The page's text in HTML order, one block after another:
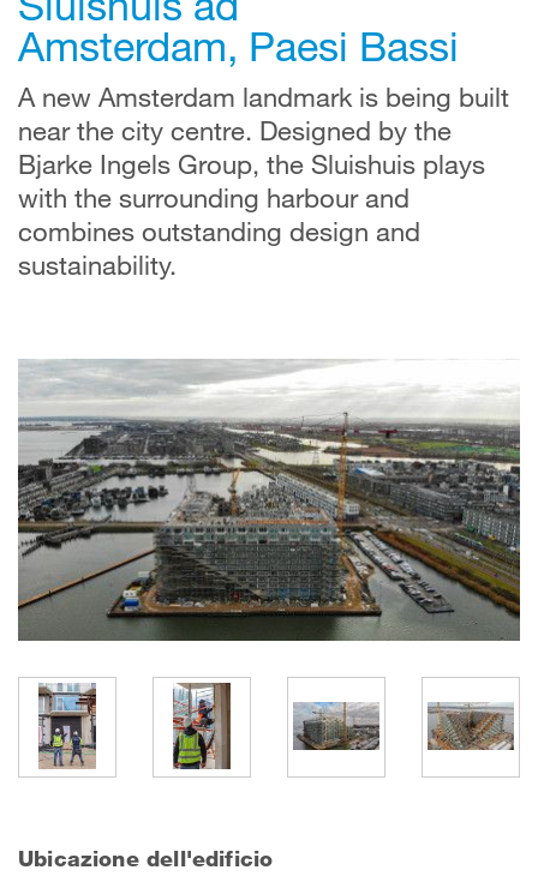
Amsterdam, Paesi Bassi
A new Amsterdam landmark is being built
near the city centre. Designed by the
Bjarke Ingels Group, the Sluishuis plays
with the surrounding harbour and
combines outstanding design and
sustainability.
Ubicazione dell'edificio